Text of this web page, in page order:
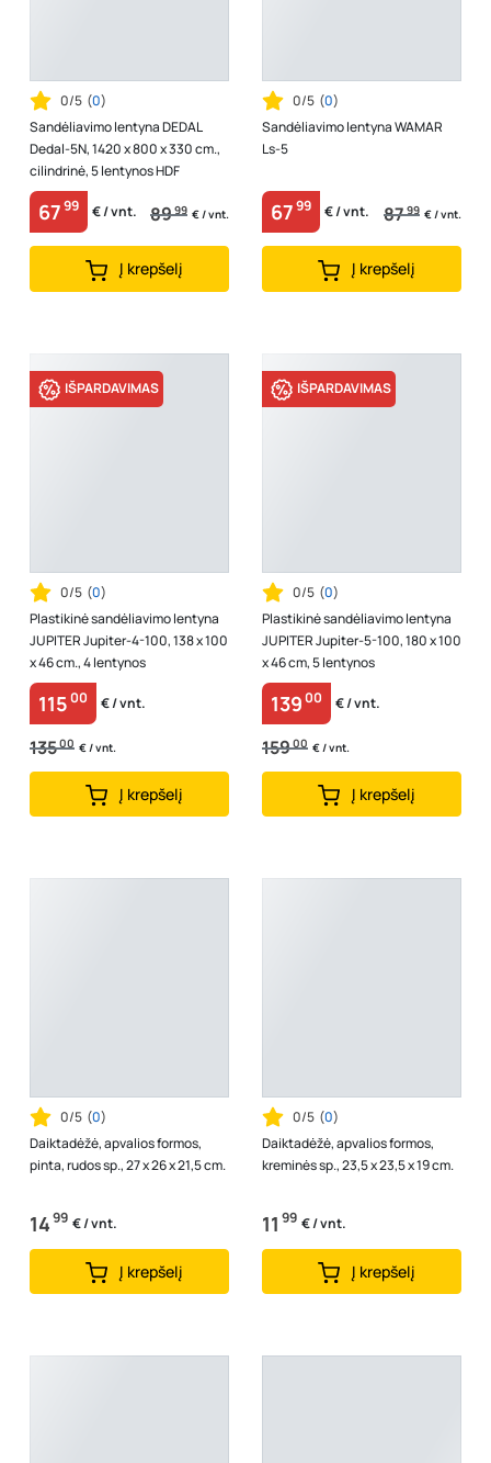
0/5 (0)
Sandėliavimo lentyna DEDAL
Dedal-5N, 1420 x 800 x 330 cm.,
cilindrinė, 5 lentynos HDF
6799 € / vnt. 8999 € / vnt.
Į krepšelį
0/5 (0)
Sandėliavimo lentyna WAMAR
Ls-5
6799 € / vnt. 8799 € / vnt.
Į krepšelį
IŠPARDAVIMAS
0/5 (0)
Plastikinė sandėliavimo lentyna
JUPITER Jupiter-4-100, 138 x 100
x 46 cm., 4 lentynos
11500 € / vnt.
13500 € / vnt.
Į krepšelį
IŠPARDAVIMAS
0/5 (0)
Plastikinė sandėliavimo lentyna
JUPITER Jupiter-5-100, 180 x 100
x 46 cm, 5 lentynos
13900 € / vnt.
15900 € / vnt.
Į krepšelį
0/5 (0)
Daiktadėžė, apvalios formos,
pinta, rudos sp., 27 x 26 x 21,5 cm.
1499 € / vnt.
Į krepšelį
0/5 (0)
Daiktadėžė, apvalios formos,
kreminės sp., 23,5 x 23,5 x 19 cm.
11 99 € / vnt.
Į krepšelį